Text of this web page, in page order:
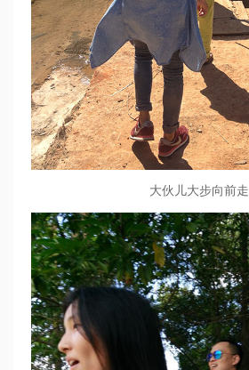
大伙儿大步向前走